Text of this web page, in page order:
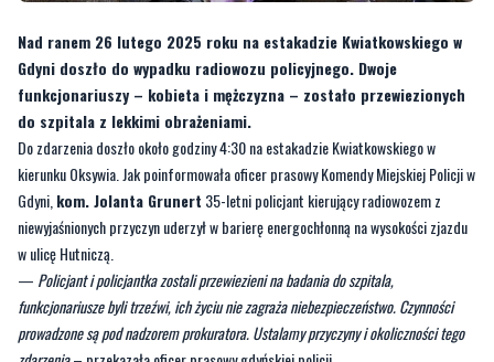
do szpitala z lekkimi obrażeniami.
Do zdarzenia doszło około godziny 4:30 na estakadzie Kwiatkowskiego w
kierunku Oksywia. Jak poinformowała oficer prasowy Komendy Miejskiej Policji w
Gdyni,kom. Jolanta Grunert35-letni policjant kierujący radiowozem z
niewyjaśnionych przyczyn uderzył w barierę energochłonną na wysokości zjazdu
w ulicę Hutniczą.
—Policjant i policjantka zostali przewiezieni na badania do szpitala,
funkcjonariusze byli trzeźwi, ich życiu nie zagraża niebezpieczeństwo. Czynności
prowadzone są pod nadzorem prokuratora. Ustalamy przyczyny i okoliczności tego
zdarzenia– przekazała oficer prasowy gdyńskiej policji.
Na miejsce wypadku przybyli przedstawiciele kierownictwa gdyńskiej policji, w
tymmł. insp. Beata Nienadowska, komendant miejska Policji w Gdyni,